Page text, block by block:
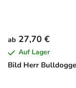
Bild Herr Bulldogge
ab 27,70 €
Auf Lager